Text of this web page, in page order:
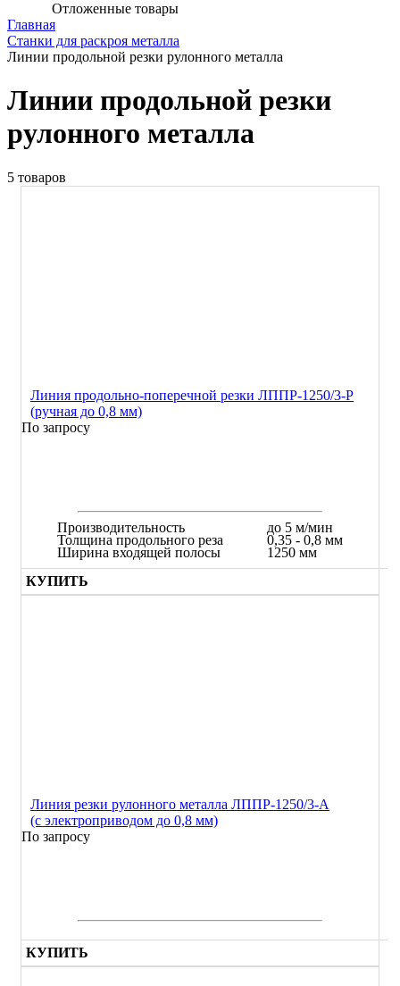
Отложенные товары
Главная
Станки для раскроя металла
Линии продольной резки рулонного металла
Линии продольной резки
рулонного металла
5 товаров
Линия продольно-поперечной резки ЛППР-1250/3-Р
(ручная до 0,8 мм)
По запросу
Производительность
Толщина продольного реза
Ширина входящей полосы
до 5 м/мин
0,35 - 0,8 мм
1250 мм
КУПИТЬ
Линия резки рулонного металла ЛППР-1250/3-А
(с электроприводом до 0,8 мм)
По запросу
КУПИТЬ